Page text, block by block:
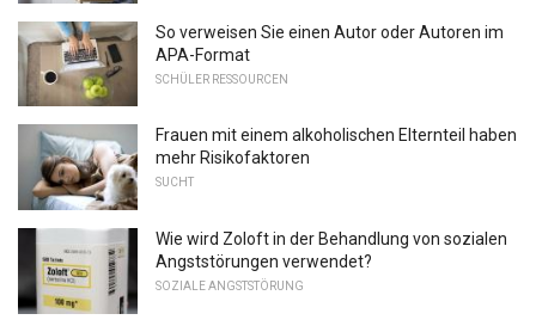
So verweisen Sie einen Autor oder Autoren im
APA-Format
SCHÜLER RESSOURCEN
Frauen mit einem alkoholischen Elternteil haben
mehr Risikofaktoren
SUCHT
Wie wird Zoloft in der Behandlung von sozialen
Angststörungen verwendet?
SOZIALE ANGSTSTÖRUNG